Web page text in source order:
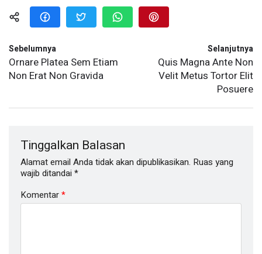
Sebelumnya
Ornare Platea Sem Etiam
Non Erat Non Gravida
Selanjutnya
Quis Magna Ante Non
Velit Metus Tortor Elit
Posuere
Tinggalkan Balasan
Alamat email Anda tidak akan dipublikasikan. Ruas yang
wajib ditandai *
Komentar*